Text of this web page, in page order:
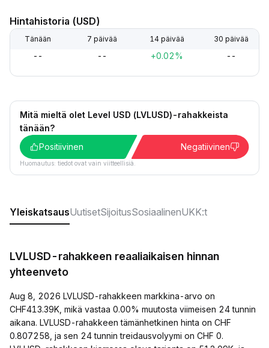
Hintahistoria (USD)
Tänään 7 päivää 14 päivää 30 päivää
-- -- +0.02% --
Mitä mieltä olet Level USD (LVLUSD)-rahakkeista
tänään?
Positiivinen
Negatiivinen
Huomautus: tiedot ovat vain viitteellisiä.
YleiskatsausUutisetSijoitusSosiaalinenUKK:t
LVLUSD-rahakkeen reaaliaikaisen hinnan
yhteenveto
Aug 8, 2026 LVLUSD-rahakkeen markkina-arvo on
CHF413.39K, mikä vastaa 0.00% muutosta viimeisen 24 tunnin
aikana. LVLUSD-rahakkeen tämänhetkinen hinta on CHF
0.807258, ja sen 24 tunnin treidausvolyymi on CHF 0.